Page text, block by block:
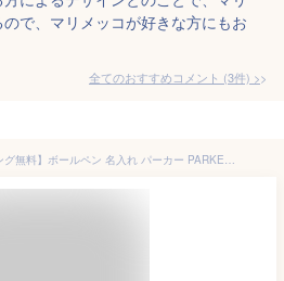
で、マリメッコが好きな方にもお
全てのおすすめコメント (3件) >
【名入れ無料】【ラッピング無料】ボールペン 名入れ パーカー PARKER IM コアライン 2017年 NEWモデル ボールペン ブラックCT 1975636